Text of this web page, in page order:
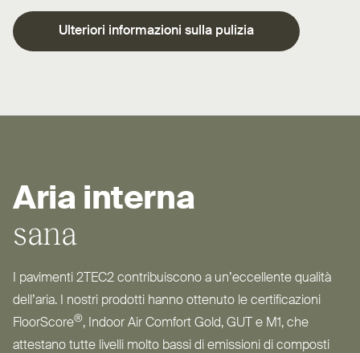
Ulteriori infor­mazioni sulla pulizia
Aria interna
sana
I pavimenti 2TEC2 con­tri­buiscono a un’ec­cellente qualità
dell’aria. I nostri prodotti hanno ottenuto le cer­ti­fi­cazioni
FloorScore®, Indoor Air Comfort Gold, GUT e M1, che
attestano tutte livelli molto bassi di emissioni di composti